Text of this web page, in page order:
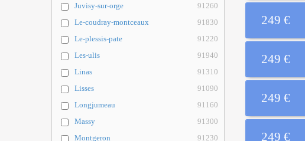
Juvisy-sur-orge
91260
Le-coudray-montceaux
91830
Le-plessis-pate
91220
Les-ulis
91940
Linas
91310
Lisses
91090
Longjumeau
91160
Massy
91300
Montgeron
91230
249 €
249 €
249 €
249 €